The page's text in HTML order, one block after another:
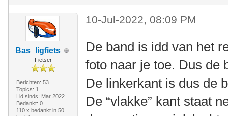
Bas_ligfiets
Fietser
Berichten: 53
Topics: 1
Lid sinds: Mar 2022
Bedankt: 0
110 x bedankt in 50
10-Jul-2022, 08:09 PM
De band is idd van het
foto naar je toe. Dus de
De linkerkant is dus de
De “vlakke” kant staat